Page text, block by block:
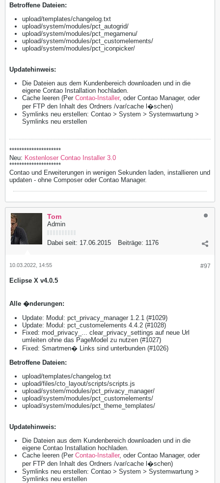
​Betroffene Dateien:
upload/templates/changelog.txt
upload/system/modules/pct_autogrid/
upload/system/modules/pct_megamenu/
upload/system/modules/pct_customelements/
upload/system/modules/pct_iconpicker/
Updatehinweis:
Die Dateien aus dem Kundenbereich downloaden und in die
eigene Contao Installation hochladen.
Cache leeren (Per Contao-Installer, oder Contao Manager, oder
per FTP den Inhalt des Ordners /var/cache l�schen)
Symlinks neu erstellen: Contao > System > Systemwartung >
Symlinks neu erstellen
*********************
Neu: Kostenloser Contao Installer 3.0
*********************
Contao und Erweiterungen in wenigen Sekunden laden, installieren und
updaten - ohne Composer oder Contao Manager.
Tom
Admin
Dabei seit: 17.06.2015 Beiträge: 1176
#97
10.03.2022, 14:55
Eclipse X v4.0.5
Alle �nderungen:
Update: Modul: pct_privacy_manager 1.2.1 (#1029)
Update: Modul: pct_customelements 4.4.2 (#1028)
Fixed: mod_privacy_... clear_privacy_settings auf neue Url
umleiten ohne das PageModel zu nutzen (#1027)
Fixed: Smartmen� Links sind unterbunden (#1026)
​Betroffene Dateien:
upload/templates/changelog.txt
upload/files/cto_layout/scripts/scripts.js
upload/system/modules/pct_privacy_manager/
upload/system/modules/pct_customelements/
upload/system/modules/pct_theme_templates/
Updatehinweis:
Die Dateien aus dem Kundenbereich downloaden und in die
eigene Contao Installation hochladen.
Cache leeren (Per Contao-Installer, oder Contao Manager, oder
per FTP den Inhalt des Ordners /var/cache l�schen)
Symlinks neu erstellen: Contao > System > Systemwartung >
Symlinks neu erstellen